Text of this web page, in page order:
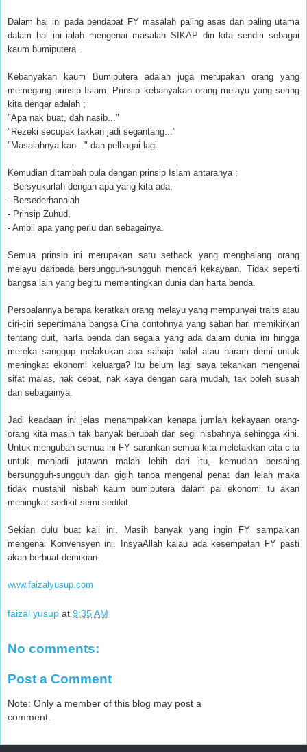
Dalam hal ini pada pendapat FY masalah paling asas dan paling utama
dalam hal ini ialah mengenai masalah SIKAP diri kita sendiri sebagai
kaum bumiputera.
Kebanyakan kaum Bumiputera adalah juga merupakan orang yang
memegang prinsip Islam. Prinsip kebanyakan orang melayu yang sering
kita dengar adalah ;
"Apa nak buat, dah nasib..."
"Rezeki secupak takkan jadi segantang..."
"Masalahnya kan..." dan pelbagai lagi.
Kemudian ditambah pula dengan prinsip Islam antaranya ;
- Bersyukurlah dengan apa yang kita ada,
- Bersederhanalah
- Prinsip Zuhud,
- Ambil apa yang perlu dan sebagainya.
Semua prinsip ini merupakan satu setback yang menghalang orang
melayu daripada bersungguh-sungguh mencari kekayaan. Tidak seperti
bangsa lain yang begitu mementingkan dunia dan harta benda.
Persoalannya berapa keratkah orang melayu yang mempunyai traits atau
ciri-ciri sepertimana bangsa Cina contohnya yang saban hari memikirkan
tentang duit, harta benda dan segala yang ada dalam dunia ini hingga
mereka sanggup melakukan apa sahaja halal atau haram demi untuk
meningkat ekonomi keluarga? Itu belum lagi saya tekankan mengenai
sifat malas, nak cepat, nak kaya dengan cara mudah, tak boleh susah
dan sebagainya.
Jadi keadaan ini jelas menampakkan kenapa jumlah kekayaan orang-
orang kita masih tak banyak berubah dari segi nisbahnya sehingga kini.
Untuk mengubah semua ini FY sarankan semua kita meletakkan cita-cita
untuk menjadi jutawan malah lebih dari itu, kemudian bersaing
bersungguh-sungguh dan gigih tanpa mengenal penat dan lelah maka
tidak mustahil nisbah kaum bumiputera dalam pai ekonomi tu akan
meningkat sedikit semi sedikit.
Sekian dulu buat kali ini. Masih banyak yang ingin FY sampaikan
mengenai Konvensyen ini. InsyaAllah kalau ada kesempatan FY pasti
akan berbuat demikian.
www.faizalyusup.com
faizal yusup at 9:35 AM
No comments:
Post a Comment
Note: Only a member of this blog may post a
comment.